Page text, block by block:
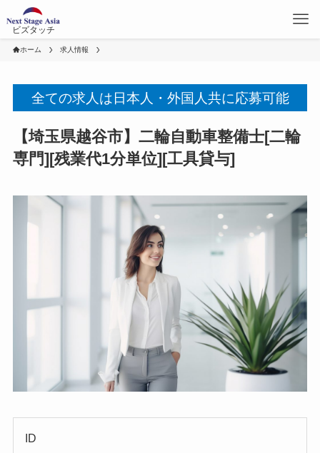
ビズタッチ
ホーム 求人情報
全ての求人は日本人・外国人共に応募可能
【埼玉県越谷市】二輪自動車整備士[二輪
専門][残業代1分単位][工具貸与]
ID